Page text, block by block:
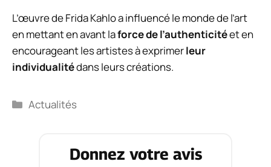
L’œuvre de Frida Kahlo a influencé le monde de l’art
en mettant en avant laforce de l’authenticitéet en
encourageant les artistes à exprimerleur
individualitédans leurs créations.
Catégories
Actualités
Donnez votre avis